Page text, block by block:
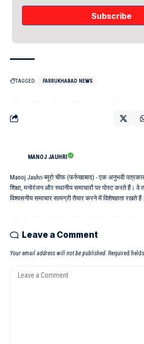
TAGGED: FARRUKHABAD NEWS
MANOJ JAUHRI
Manoj Jauhri ब्यूरो चीफ (फर्रुखाबाद) - एक अनुभवी
शिक्षा, मनोरंजन और स्थानीय समाचारों पर पोस्ट करते हैं।
विश्वसनीय समाचार सामग्री तैयार करने में विशेषज्ञता रखते हैं।
Leave a Comment
Your email address will not be published. Required